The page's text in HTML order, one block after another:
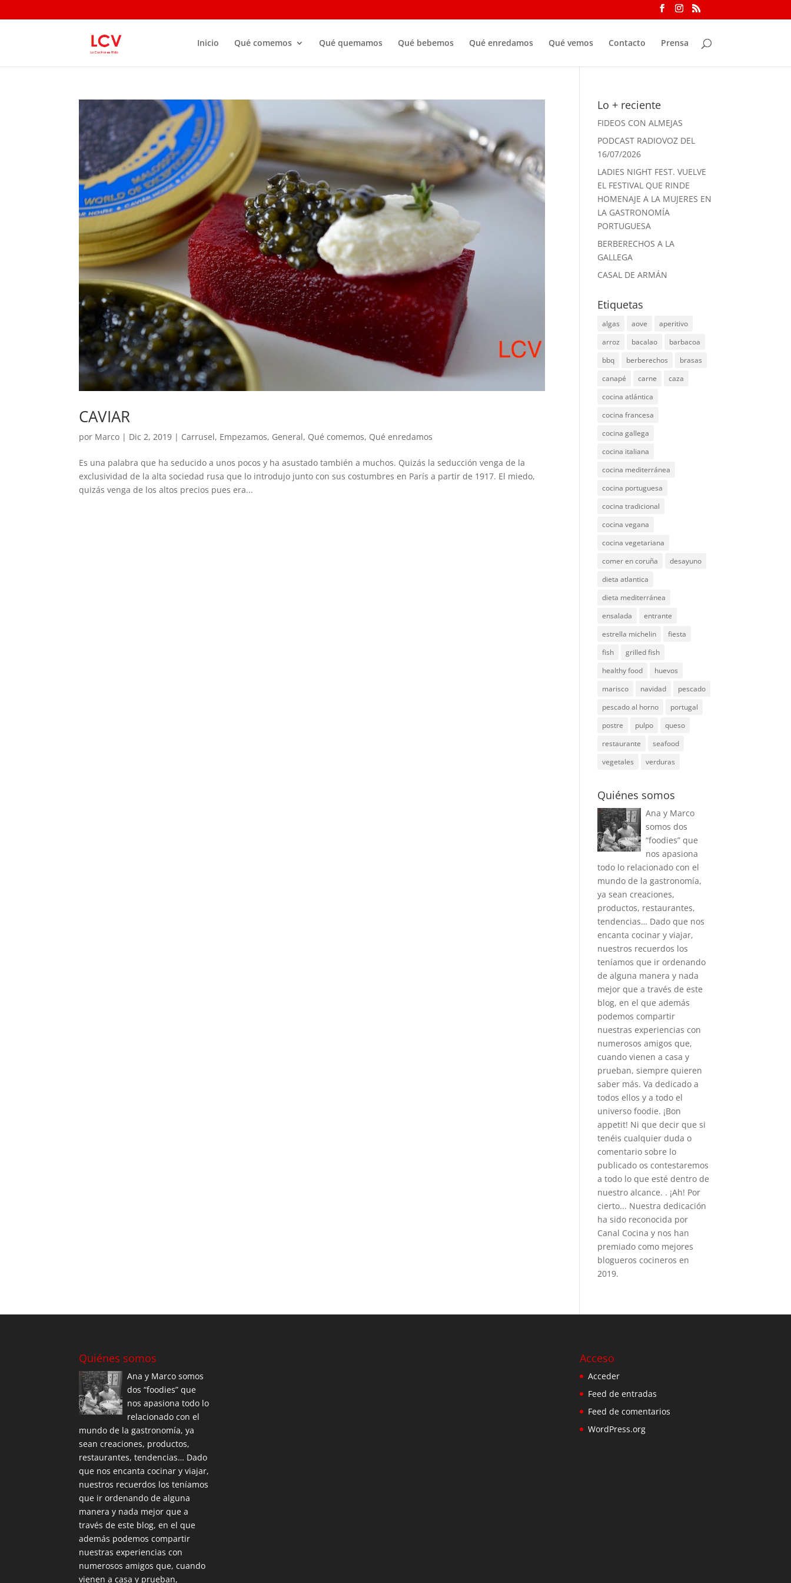
Inicio Qué comemos Qué quemamos Qué bebemos Qué enredamos Qué vemos Contacto Prensa
CAVIAR
por Marco | Dic 2, 2019 | Carrusel, Empezamos, General, Qué comemos, Qué enredamos
Es una palabra que ha seducido a unos pocos y ha asustado también a muchos. Quizás la seducción venga de la
exclusividad de la alta sociedad rusa que lo introdujo junto con sus costumbres en París a partir de 1917. El miedo,
quizás venga de los altos precios pues era...
Lo + reciente
FIDEOS CON ALMEJAS
PODCAST RADIOVOZ DEL
16/07/2026
LADIES NIGHT FEST. VUELVE
EL FESTIVAL QUE RINDE
HOMENAJE A LA MUJERES EN
LA GASTRONOMÍA
PORTUGUESA
BERBERECHOS A LA
GALLEGA
CASAL DE ARMÁN
Etiquetas
algas aove
aperitivo
arroz
bacalao
barbacoa
bbq
berberechos
brasas
canapé
carne
caza
cocina atlántica
cocina francesa
cocina gallega
cocina italiana
cocina mediterránea
cocina portuguesa
cocina tradicional
cocina vegana
cocina vegetariana
comer en coruña
desayuno
dieta atlantica
dieta mediterránea
ensalada
entrante
estrella michelin
fiesta
fish
grilled fish
healthy food
huevos
marisco
navidad
pescado
pescado al horno
portugal
postre
pulpo
queso
restaurante
seafood
vegetales
verduras
Quiénes somos
Ana y Marco
somos dos
“foodies” que
nos apasiona
todo lo relacionado con el
mundo de la gastronomía,
ya sean creaciones,
productos, restaurantes,
tendencias… Dado que nos
encanta cocinar y viajar,
nuestros recuerdos los
teníamos que ir ordenando
de alguna manera y nada
mejor que a través de este
blog, en el que además
podemos compartir
nuestras experiencias con
numerosos amigos que,
cuando vienen a casa y
prueban, siempre quieren
saber más. Va dedicado a
todos ellos y a todo el
universo foodie. ¡Bon
appetit! Ni que decir que si
tenéis cualquier duda o
comentario sobre lo
publicado os contestaremos
a todo lo que esté dentro de
nuestro alcance. . ¡Ah! Por
cierto... Nuestra dedicación
ha sido reconocida por
Canal Cocina y nos han
premiado como mejores
blogueros cocineros en
2019.
Quiénes somos
Ana y Marco somos
dos “foodies” que
nos apasiona todo lo
relacionado con el
mundo de la gastronomía, ya
sean creaciones, productos,
restaurantes, tendencias… Dado
que nos encanta cocinar y viajar,
nuestros recuerdos los teníamos
que ir ordenando de alguna
manera y nada mejor que a
través de este blog, en el que
además podemos compartir
nuestras experiencias con
numerosos amigos que, cuando
vienen a casa y prueban,
Acceso
Acceder
Feed de entradas
Feed de comentarios
WordPress.org